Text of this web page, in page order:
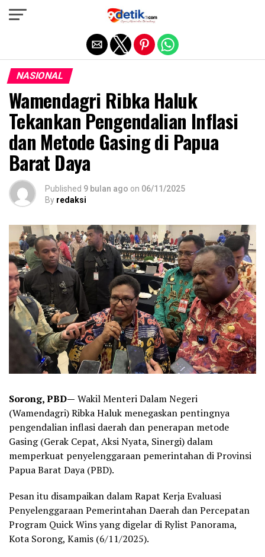
NASIONAL
Wamendagri Ribka Haluk
Tekankan Pengendalian Inflasi
dan Metode Gasing di Papua
Barat Daya
Published 9 bulan ago on 06/11/2025
By redaksi
Sorong, PBD— Wakil Menteri Dalam Negeri
(Wamendagri) Ribka Haluk menegaskan pentingnya
pengendalian inflasi daerah dan penerapan metode
Gasing (Gerak Cepat, Aksi Nyata, Sinergi) dalam
memperkuat penyelenggaraan pemerintahan di Provinsi
Papua Barat Daya (PBD).
Pesan itu disampaikan dalam Rapat Kerja Evaluasi
Penyelenggaraan Pemerintahan Daerah dan Percepatan
Program Quick Wins yang digelar di Rylist Panorama,
Kota Sorong, Kamis (6/11/2025).
Exit mobile version